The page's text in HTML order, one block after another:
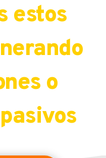
estos
o